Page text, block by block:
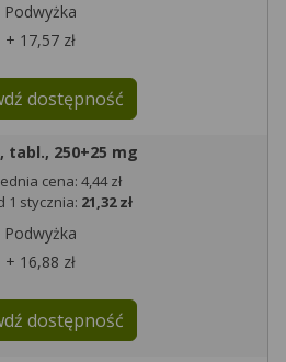
Podwyżka
+ 17,57 zł
dostępność
tabl., 250+25 mg
cena: 4,44 zł
1 stycznia: 21,32 zł
Podwyżka
+ 16,88 zł
dostępność